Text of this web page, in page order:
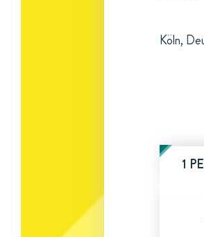
Köln,
1